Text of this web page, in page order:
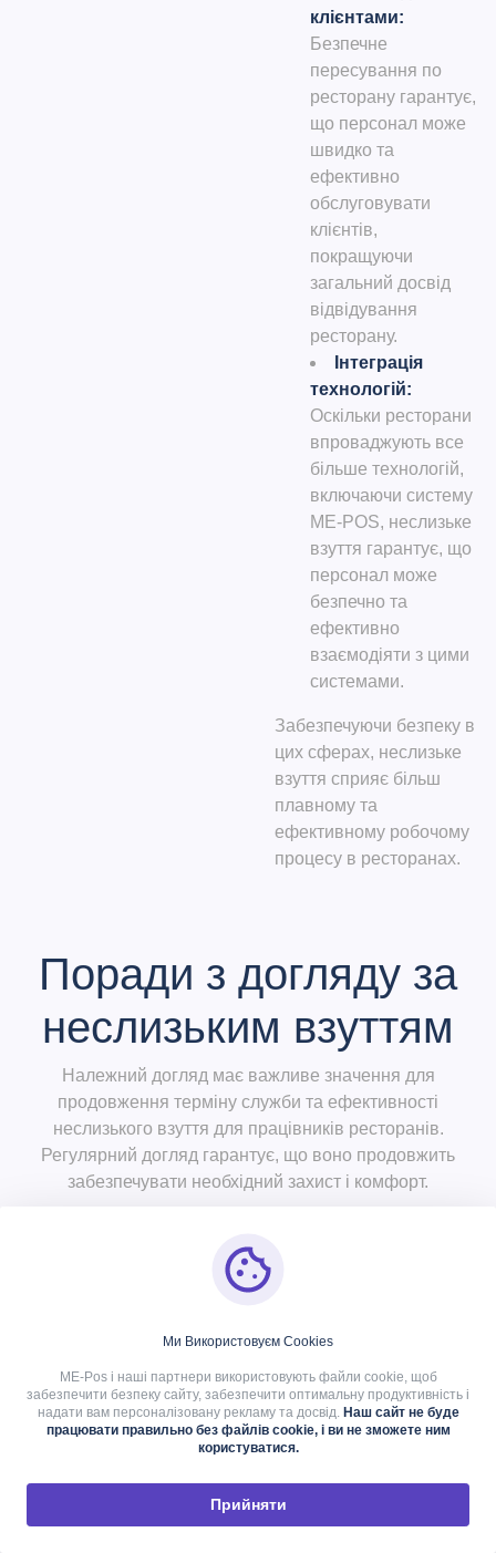
клієнтами:
Безпечне
пересування по
ресторану гарантує,
що персонал може
швидко та
ефективно
обслуговувати
клієнтів,
покращуючи
загальний досвід
відвідування
ресторану.
Інтеграція
технологій:
Оскільки ресторани
впроваджують все
більше технологій,
включаючи систему
ME-POS, неслизьке
взуття гарантує, що
персонал може
безпечно та
ефективно
взаємодіяти з цими
системами.
Забезпечуючи безпеку в
цих сферах, неслизьке
взуття сприяє більш
плавному та
ефективному робочому
процесу в ресторанах.
Поради з догляду за
неслизьким взуттям
Належний догляд має важливе значення для
продовження терміну служби та ефективності
неслизького взуття для працівників ресторанів.
Регулярний догляд гарантує, що воно продовжить
забезпечувати необхідний захист і комфорт.
чищення та
догляд
продовжити
Перевірка
на
Регулярно
Заміна
взуття за
Ми Використовуєм Cookies
ME-Pos і наші партнери використовують файли cookie, щоб
забезпечити безпеку сайту, забезпечити оптимальну продуктивність і
надати вам персоналізовану рекламу та досвід. Наш сайт не буде
працювати правильно без файлів cookie, і ви не зможете ним
користуватися.
Прийняти